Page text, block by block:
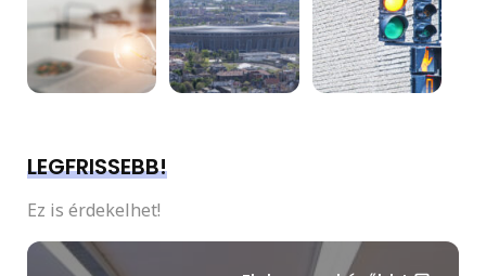
LEGFRISSEBB!
Ez is érdekelhet!